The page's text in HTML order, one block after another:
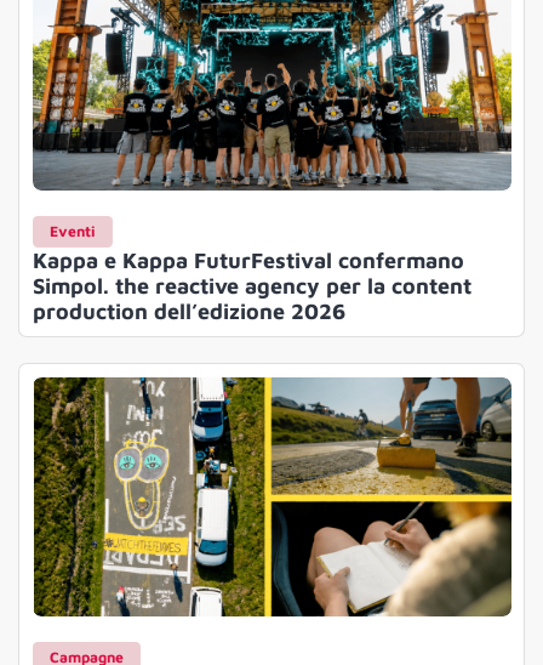
Eventi
Kappa e Kappa FuturFestival confermano
Simpol. the reactive agency per la content
production dell’edizione 2026
Campagne